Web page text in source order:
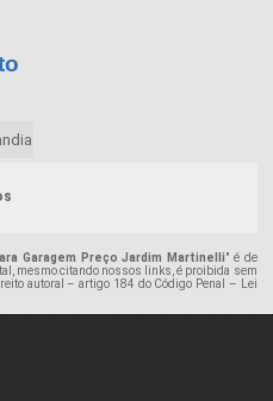
Garagem Preço Jardim Martinelli" é de
mesmo citando nossos links, é proibida sem
autoral – artigo 184 do Código Penal – Lei